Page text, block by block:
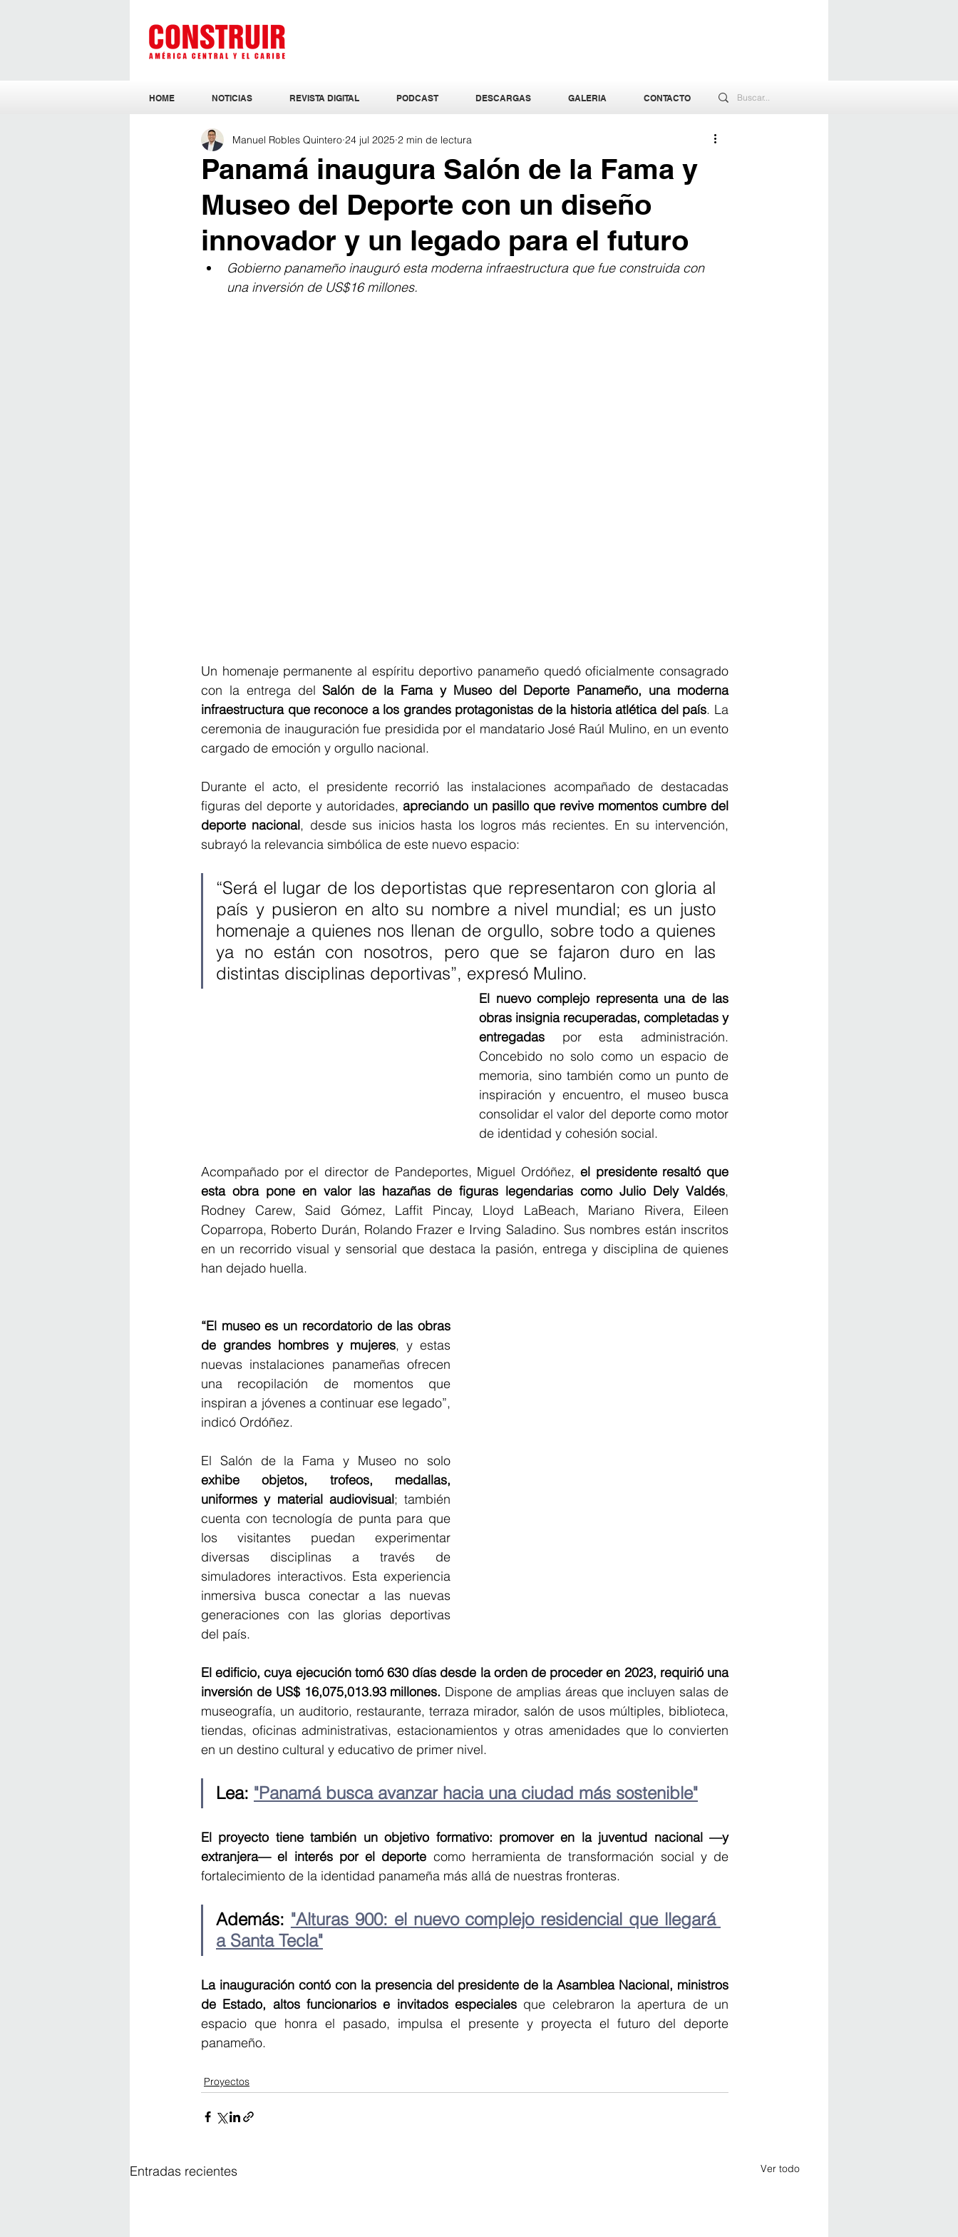
HOME NOTICIAS REVISTA DIGITAL PODCAST DESCARGAS GALERIA CONTACTO
Panamá inaugura Salón de la Fama y
Museo del Deporte con un diseño
innovador y un legado para el futuro
Manuel Robles Quintero 24 jul 2025 2 min de lectura
Gobierno panameño inauguró esta moderna infraestructura que fue construida con
una inversión de US$16 millones.
Un homenaje permanente al espíritu deportivo panameño quedó oficialmente consagrado
con la entrega del Salón de la Fama y Museo del Deporte Panameño, una moderna
infraestructura que reconoce a los grandes protagonistas de la historia atlética del país. La
ceremonia de inauguración fue presidida por el mandatario José Raúl Mulino, en un evento
cargado de emoción y orgullo nacional.
Durante el acto, el presidente recorrió las instalaciones acompañado de destacadas
figuras del deporte y autoridades, apreciando un pasillo que revive momentos cumbre del
deporte nacional, desde sus inicios hasta los logros más recientes. En su intervención,
subrayó la relevancia simbólica de este nuevo espacio:
“Será el lugar de los deportistas que representaron con gloria al
país y pusieron en alto su nombre a nivel mundial; es un justo
homenaje a quienes nos llenan de orgullo, sobre todo a quienes
ya no están con nosotros, pero que se fajaron duro en las
distintas disciplinas deportivas”, expresó Mulino.
El nuevo complejo representa una de las
obras insignia recuperadas, completadas y
entregadas por esta administración.
Concebido no solo como un espacio de
memoria, sino también como un punto de
inspiración y encuentro, el museo busca
consolidar el valor del deporte como motor
de identidad y cohesión social.
Acompañado por el director de Pandeportes, Miguel Ordóñez, el presidente resaltó que
esta obra pone en valor las hazañas de figuras legendarias como Julio Dely Valdés,
Rodney Carew, Said Gómez, Laffit Pincay, Lloyd LaBeach, Mariano Rivera, Eileen
Coparropa, Roberto Durán, Rolando Frazer e Irving Saladino. Sus nombres están inscritos
en un recorrido visual y sensorial que destaca la pasión, entrega y disciplina de quienes
han dejado huella.
“El museo es un recordatorio de las obras
de grandes hombres y mujeres, y estas
nuevas instalaciones panameñas ofrecen
una recopilación de momentos que
inspiran a jóvenes a continuar ese legado”,
indicó Ordóñez.
exhibe objetos, trofeos, medallas,
uniformes y material audiovisual; también
cuenta con tecnología de punta para que
los visitantes puedan experimentar
diversas disciplinas a través de
simuladores interactivos. Esta experiencia
inmersiva busca conectar a las nuevas
generaciones con las glorias deportivas
del país.
El edificio, cuya ejecución tomó 630 días desde la orden de proceder en 2023, requirió una
inversión de US$ 16,075,013.93 millones. Dispone de amplias áreas que incluyen salas de
museografía, un auditorio, restaurante, terraza mirador, salón de usos múltiples, biblioteca,
tiendas, oficinas administrativas, estacionamientos y otras amenidades que lo convierten
en un destino cultural y educativo de primer nivel.
Lea: "Panamá busca avanzar hacia una ciudad más sostenible"
El proyecto tiene también un objetivo formativo: promover en la juventud nacional —y
extranjera— el interés por el deporte como herramienta de transformación social y de
fortalecimiento de la identidad panameña más allá de nuestras fronteras.
Además: "Alturas 900: el nuevo complejo residencial que llegará
a Santa Tecla"
La inauguración contó con la presencia del presidente de la Asamblea Nacional, ministros
de Estado, altos funcionarios e invitados especiales que celebraron la apertura de un
espacio que honra el pasado, impulsa el presente y proyecta el futuro del deporte
panameño.
Proyectos
Entradas recientes Ver todo